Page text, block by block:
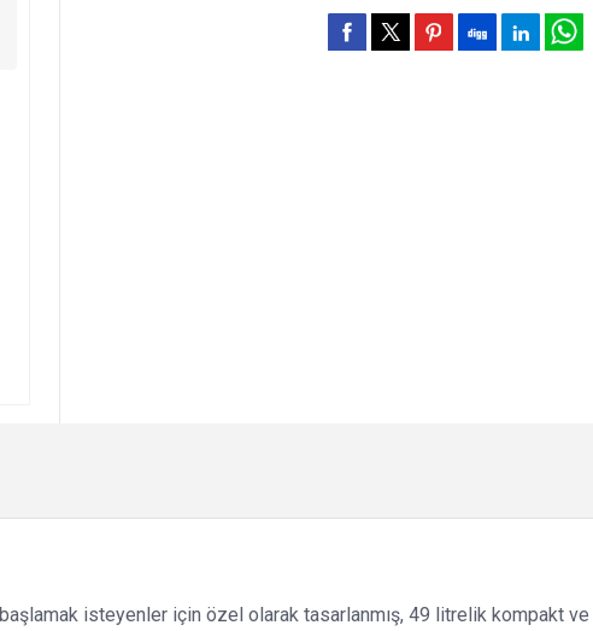
isteyenler için özel olarak tasarlanmış, 49 litrelik kompakt ve